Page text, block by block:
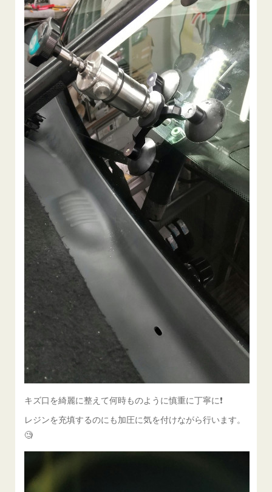
キズ口を綺麗に整えて何時ものように慎重に丁寧に❗️
レジンを充填するのにも加圧に気を付けながら行います。
🧐